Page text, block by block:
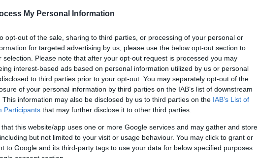
My Personal Information
opt-out of the sale, sharing to third parties, or processing of your personal or
for targeted advertising by us, please use the below opt-out section to
selection. Please note that after your opt-out request is processed you may
interest-based ads based on personal information utilized by us or personal
to third parties prior to your opt-out. You may separately opt-out of the
of your personal information by third parties on the IAB’s list of downstream
This information may also be disclosed by us to third parties on the IAB’s List of
Participants that may further disclose it to other third parties.
that this website/app uses one or more Google services and may gather and store
but not limited to your visit or usage behaviour. You may click to grant or
to Google and its third-party tags to use your data for below specified purposes
consent section.